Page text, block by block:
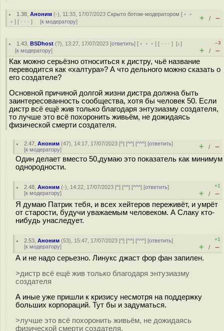
1.38 ,Аноним (-), 11:33, 17/07/2023Скрыто ботом-модератором [ ﹢﹢
﹢ ] [ · · · ] [к модератору] + / –
1.43 ,BSDhost (?), 13:27, 17/07/2023 [ответить] [ ﹢﹢﹢] [ · · ·][↓]
[к модератору]
–3
+ / –
Как можно серьёзно относиться к дистру, чьё название
переводится как «халтура»? А что дельного можно сказать о
его создателе?
Основной причиной долгой жизни дистра должна быть
заинтересованность сообщества, хотя бы человек 50. Если
дистр всё ещё жив только благодаря энтузиазму создателя,
то лучше это всё похоронить живьём, не дожидаясь
физической смерти создателя.
2.47 ,Аноним (47), 14:17, 17/07/2023 [^] [^^] [^^^] [ответить]
[к модератору] + / –
Один делает вместо 50,думаю это показатель как минимум
однородности.
2.48 ,Аноним (-), 14:22, 17/07/2023 [^] [^^] [^^^] [ответить]
[к модератору]
+1
+ / –
Я думаю Патрик тебя, и всех хейтеров переживёт, и умрёт
от старости, будучи уважаемым человеком. А Слаку кто-
нибудь унаследует.
2.53 ,Аноним (53), 15:47, 17/07/2023 [^] [^^] [^^^] [ответить]
[к модератору]
+1
+ / –
А и не надо серьезно. Линукс джаст фор фан запилен.
>дистр всё ещё жив только благодаря энтузиазму
создателя
А иные уже пришли к кризису несмотря на поддержку
больших корпораций. Тут бы и задуматься.
>лучше это всё похоронить живьём, не дожидаясь
физической смерти создателя.